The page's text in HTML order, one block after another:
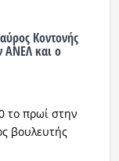
Κοντονής
ΑΝΕΛ και ο
το πρωί στην
βουλευτής